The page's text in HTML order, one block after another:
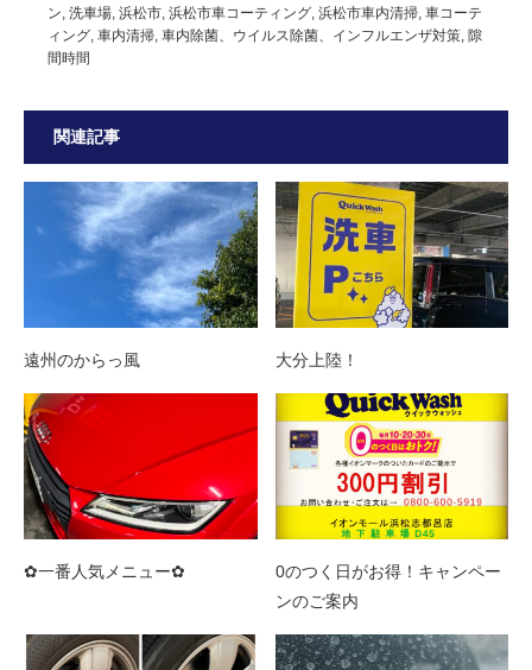
ン, 洗車場, 浜松市, 浜松市車コーティング, 浜松市車内清掃, 車コーテ
ィング, 車内清掃, 車内除菌、ウイルス除菌、インフルエンザ対策, 隙
間時間
関連記事
遠州のからっ風 大分上陸！
✿一番人気メニュー✿
0のつく日がお得！キャンペー
ンのご案内